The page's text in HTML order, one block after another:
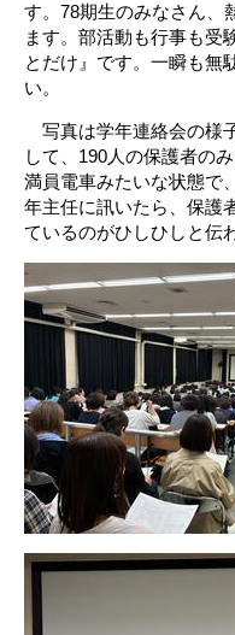
す。78期生のみなさん、
ます。部活動も行事も受
とだけ』です。一瞬も無
い。
写真は学年連絡会の様
して、190人の保護者の
満員電車みたいな状態で
年主任に訊いたら、保護
ているのがひしひしと伝